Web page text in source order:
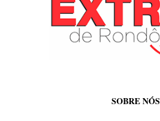
SOBRE NÓS